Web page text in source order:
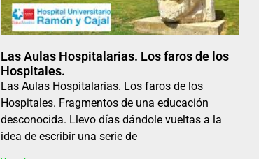
Las Aulas Hospitalarias. Los faros de los
Hospitales.
Las Aulas Hospitalarias. Los faros de los
Hospitales. Fragmentos de una educación
desconocida. Llevo días dándole vueltas a la
idea de escribir una serie de